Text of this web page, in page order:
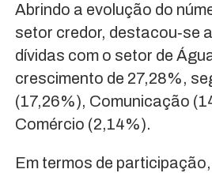
Abrindo a evolução do
setor credor, destacou‐se
dívidas com o setor de
crescimento de 27,28%,
(17,26%), Comunicação
Comércio (2,14%).
Em termos de